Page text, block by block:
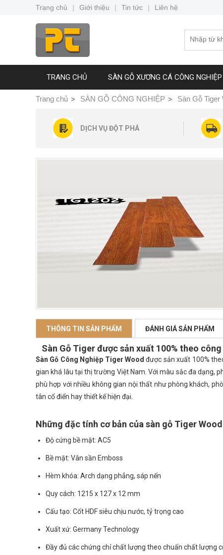
TRANG CHỦ SÀN GỖ XƯƠNG CÁ CÔNG NGHIỆP
Trang chủ SÀN GỖ CÔNG NGHIỆP Sàn Gỗ Tiger
DỊCH VỤ ĐỘT PHÁ
THÔNG TIN SẢN PHẨM ĐÁNH GIÁ SẢN PHẨM
Sàn Gỗ Tiger được sản xuất 100% theo
Sàn Gỗ Công Nghiệp Tiger Wood được sản xuất 100%
gian khá lâu tại thị trường Việt Nam. Với màu sắc đa dạng,
phù hợp với nhiều không gian nội thất như phòng khách,
tân cổ điển hay thiết kế hiện đại.
Những đặc tính cơ bản của sàn gỗ Tiger Wood
Độ cứng bề mặt: AC5
Bề mặt: Vân sần Emboss
Hèm khóa: Arch dạng phẳng, sáp nến
Quy cách: 1215 x 127 x 12 mm
Cấu tạo: Cốt HDF siêu chịu nước, tỷ trọng cao
Xuất xứ: Germany Technology
Đầy đủ các chứng chỉ chất lượng theo chuẩn chất lượng
Trang chủ | Giới thiệu | Tin tức | Liên hệ